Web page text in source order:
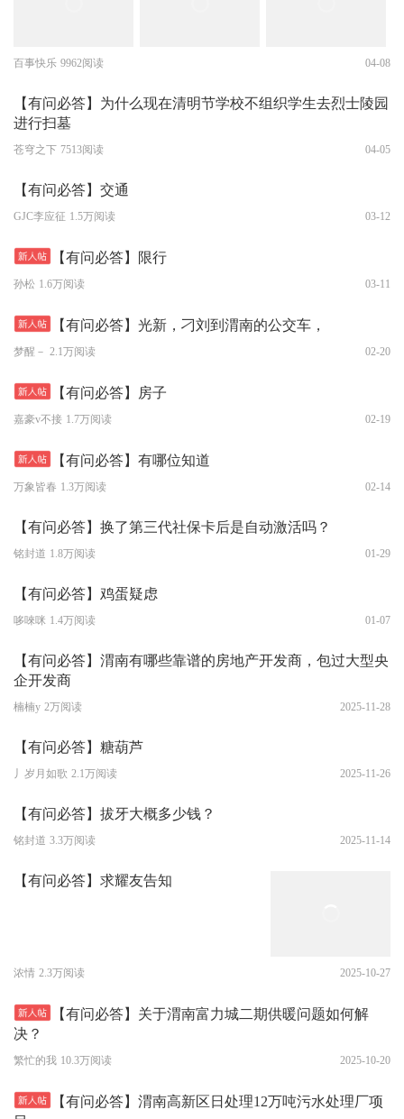
百事快乐 9962阅读 04-08
【有问必答】为什么现在清明节学校不组织学生去烈士陵园
进行扫墓
苍穹之下 7513阅读 04-05
【有问必答】交通
GJC李应征 1.5万阅读 03-12
【有问必答】限行
孙松 1.6万阅读 03-11
【有问必答】光新，刁刘到渭南的公交车，
梦醒－ 2.1万阅读 02-20
【有问必答】房子
嘉豪v不接 1.7万阅读 02-19
【有问必答】有哪位知道
万象皆春 1.3万阅读 02-14
【有问必答】换了第三代社保卡后是自动激活吗？
铭封道 1.8万阅读 01-29
【有问必答】鸡蛋疑虑
哆唻咪 1.4万阅读 01-07
【有问必答】渭南有哪些靠谱的房地产开发商，包过大型央
企开发商
楠楠y 2万阅读 2025-11-28
【有问必答】糖葫芦
丿岁月如歌 2.1万阅读 2025-11-26
【有问必答】拔牙大概多少钱？
铭封道 3.3万阅读 2025-11-14
【有问必答】求耀友告知
浓情 2.3万阅读 2025-10-27
【有问必答】关于渭南富力城二期供暖问题如何解
决？
繁忙的我 10.3万阅读 2025-10-20
【有问必答】渭南高新区日处理12万吨污水处理厂项